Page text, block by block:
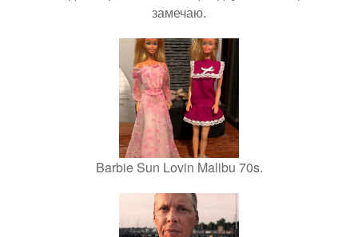
замечаю.
Barbie Sun Lovin Malibu 70s.